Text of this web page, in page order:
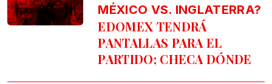
MÉXICO VS. INGLATERRA?
EDOMEX TENDRÁ
PANTALLAS PARA EL
PARTIDO; CHECA DÓNDE